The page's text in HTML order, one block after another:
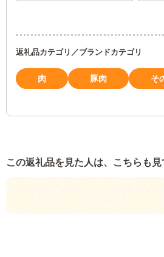
返礼品カテゴリ／ブランドカテゴリ
肉 豚肉 そ
この返礼品を見た人は、こちらも